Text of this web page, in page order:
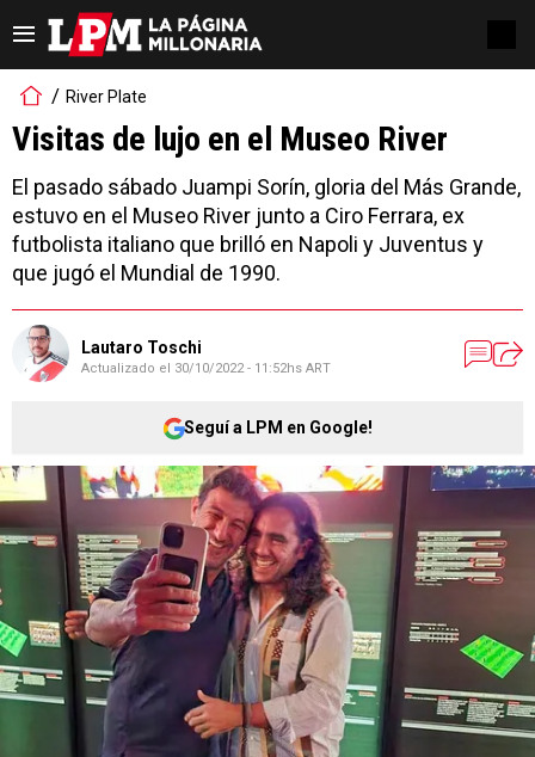
River Plate
Visitas de lujo en el Museo River
El pasado sábado Juampi Sorín, gloria del Más Grande,
estuvo en el Museo River junto a Ciro Ferrara, ex
futbolista italiano que brilló en Napoli y Juventus y
que jugó el Mundial de 1990.
Lautaro Toschi
Actualizado el 30/10/2022 - 11:52hs ART
Seguí a LPM en Google!